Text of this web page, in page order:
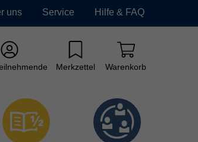
uns Service Hilfe & FAQ
Merkzettel Warenkorb